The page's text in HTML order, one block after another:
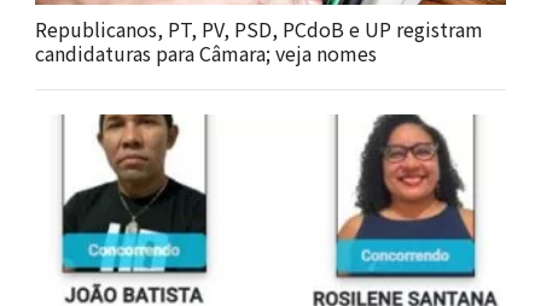
Republicanos, PT, PV, PSD, PCdoB e UP registram
candidaturas para Câmara; veja nomes